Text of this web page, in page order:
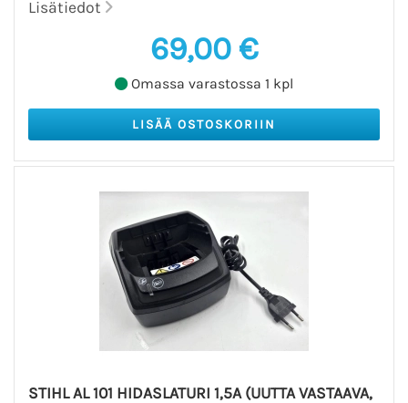
Lisätiedot
69,00 €
Omassa varastossa 1 kpl
STIHL AL 101 HIDASLATURI 1,5A (UUTTA VASTAAVA,